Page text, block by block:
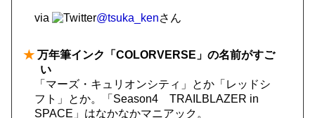
via @tsuka_kenさん
★ 万年筆インク「COLORVERSE」の名前がすご
い
「マーズ・キュリオンシティ」とか「レッドシ
フト」とか。「Season4 TRAILBLAZER in
SPACE」はなかなかマニアック。